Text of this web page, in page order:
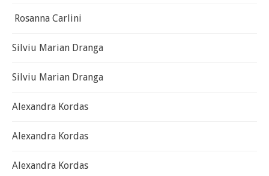
Rosanna Carlini
Silviu Marian Dranga
Silviu Marian Dranga
Alexandra Kordas
Alexandra Kordas
Alexandra Kordas